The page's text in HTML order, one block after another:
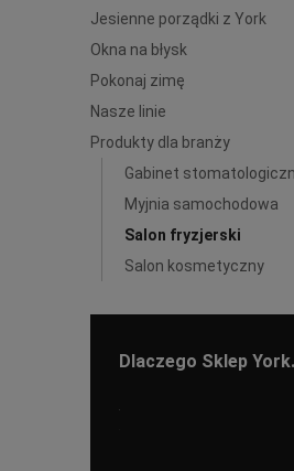
Jesienne porządki z York
Okna na błysk
Pokonaj zimę
Nasze linie
Produkty dla branży
Gabinet
Myjnia samochodowa
Salon fryzjerski
Salon kosmetyczny
Dlaczego Sklep